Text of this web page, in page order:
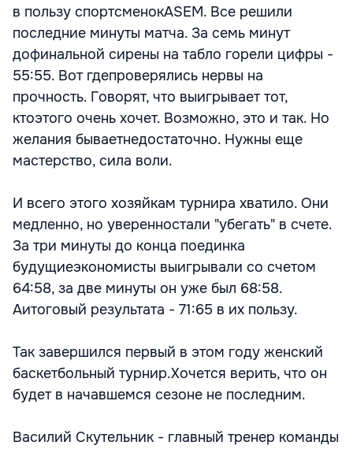
в пользу спортсменокASEM. Все решили
последние минуты матча. За семь минут
дофинальной сирены на табло горели цифры -
55:55. Вот гдепроверялись нервы на
прочность. Говорят, что выигрывает тот,
ктоэтого очень хочет. Возможно, это и так. Но
желания бываетнедостаточно. Нужны еще
мастерство, сила воли.
И всего этого хозяйкам турнира хватило. Они
медленно, но уверенностали "убегать" в счете.
За три минуты до конца поединка
будущиеэкономисты выигрывали со счетом
64:58, за две минуты он уже был 68:58.
Аитоговый результата - 71:65 в их пользу.
Так завершился первый в этом году женский
баскетбольный турнир.Хочется верить, что он
будет в начавшемся сезоне не последним.
Василий Скутельник - главный тренер команды